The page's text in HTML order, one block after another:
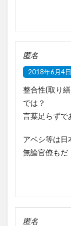
匿名
2018年6月4
整合性(取り
では？
言葉足らずで
アベシ等は日
無論官僚もだ
匿名